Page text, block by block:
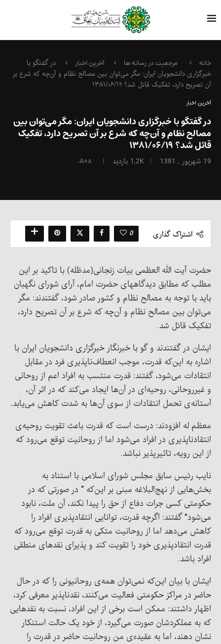
خانه مرجعیت در رسانه ها آخرین اخبار
در گفتگو با
خبرگزاری دانشجویان ایران: مگر می‌توان بین مصالح نظام و آن‌چه که شرع بر
آن تصریح دارد، تفکیک قائل شد؟ ۱۳۸۱/۰۶/۱۹
آخرین اخبار
در گفتگو با خبرگزاری دانشجویان ایران: مگر می‌توان بین
مصالح نظام و آن‌چه که شرع بر آن تصریح دارد، تفکیک
قائل شد؟ ۱۳۸۱/۰۶/۱۹
19 شهریور , 1381 1,2K بازدید A+A-
اشتراک گذاری 0
حضرت آیت الله العظمی بیات زنجانی(مدظله) با تاکید بر این
مطلب که مطابق دیدگاههای حضرت امام، آرای شورای نگهبان
باید با توجه به مصالح نظام و کشور صادر شود، گفتندند: مگر
می‌توان بین مصالح نظام و آن‌چه که شرع بر آن تصریح دارد،
تفکیک قائل شد.
ایشان در گفتندند و گو با خبرنگار خبرگزاری دانشجویان ایران با
اشاره به این‌که قدرت، موجب انعطاف‌ناپذیری فرد در مقابل
انتقادات می‌شود، گفتند: قدرت منتسب به افراد اعم از روحانی
و غیرروحانی، روحیه‌ای در آن‌ها ایجاد می‌کند که در اثر آن،
آستانه‌ی تحمل انتقادات از سوی آن‌ها به شدت کاهش می‌یابد.
معظم له افزودند: درست است که قدرت باعث تقویت روحیه‌ی
انتقادناپذیری در افراد می‌شود اما از روحانیت توقع می‌رود که
از این رویه، تاثیرپذیر نباشد.
نایب رئیس سابق مجلس شورای اسلامی با استناد به
بخش‌هایی از نهج‌البلاغه مبنی بر این‌که “ در صورتی که در
حکومتی کسی جرات دفاع از حق را پیدا نکند، آن ملت، نابود
می‌شود” گفتند: اگرچه قدرت، توانایی انتقادپذیری افراد را
کاهش می‌دهد اما از روحانیت متکی به قدرت توقع می‌رود که
قدرت انتقادپذیری خود را تقویت کند و پذیرای نقدهای منطقی
افراد باشد.
ایشان با بیان این‌که نمی‌توان همه‌ی روحانیونی را که در حال
حاضر در مراکز حکومتی فعالیت می‌کنند، نقدناپذیر معرفی کرد،
اظهار داشتند: ممکن است برخی از این افراد، نسبت به نقدهایی
که به عملکردشان صورت می‌گیرد، از خود یک حالت استنکار
نشان دهند، اما به عقیده‌ی من روحانیت حاضر در قدرت را